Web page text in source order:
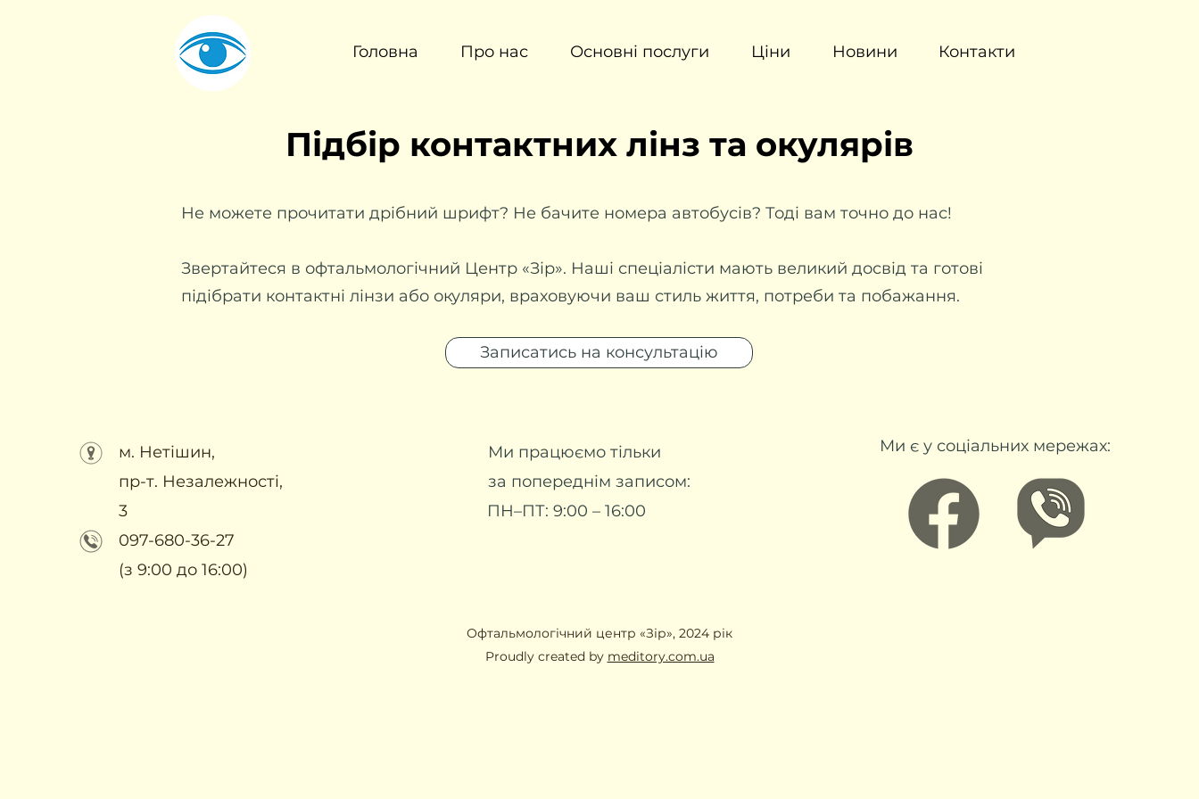
Головна Про нас Основні послуги Ціни Новини Контакти
Підбір контактних лінз та окулярів
Не можете прочитати дрібний шрифт? Не бачите номера автобусів? Тоді вам точно до нас!
Звертайтеся в офтальмологічний Центр «Зір». Наші спеціалісти мають великий досвід та готові
підібрати контактні лінзи або окуляри, враховуючи ваш стиль життя, потреби та побажання.
Записатись на консультацію
м. Нетішин,
пр-т. Незалежності,
3
097-680-36-27
(з 9:00 до 16:00)
Ми працюємо тільки
за попереднім записом:​
ПН–ПТ: 9:00 – 16:00
Ми є у соціальних мережах:
Офтальмологічний центр «Зір», 2024 рік
Proudly created by meditory.com.ua